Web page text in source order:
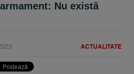
Nu există
ACTUALITATE